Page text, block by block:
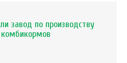
завод по производству